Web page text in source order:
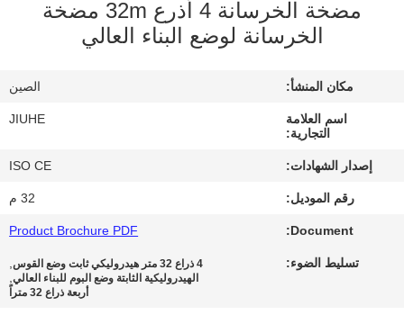
معلومات
في
المعمل
مضخة الخرسانة 4 أذرع 32m مضخة
الخرسانة لوضع البناء العالي
مكان المنشأ: الصين
اسم العلامة
التجارية:
JIUHE
إصدار الشهادات: ISO CE
رقم الموديل: 32 م
Document:
Product Brochure PDF
تسليط الضوء: 4 ذراع 32 متر هيدروليكي ثابت وضع القوس ,
الهيدروليكية الثابتة وضع البوم للبناء العالي,
أربعة ذراع 32 متراً